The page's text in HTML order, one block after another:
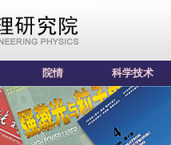
院情 科学技术